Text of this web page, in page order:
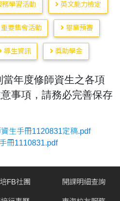
務學習活動 英文能力檢定
要集會活動 畢業預審
導生資訊 獎助學金
年度修師資生之各項
事項，請務必完善保存
生手冊1120831定稿.pdf
冊1110831.pdf
FB社團 開課明細查詢